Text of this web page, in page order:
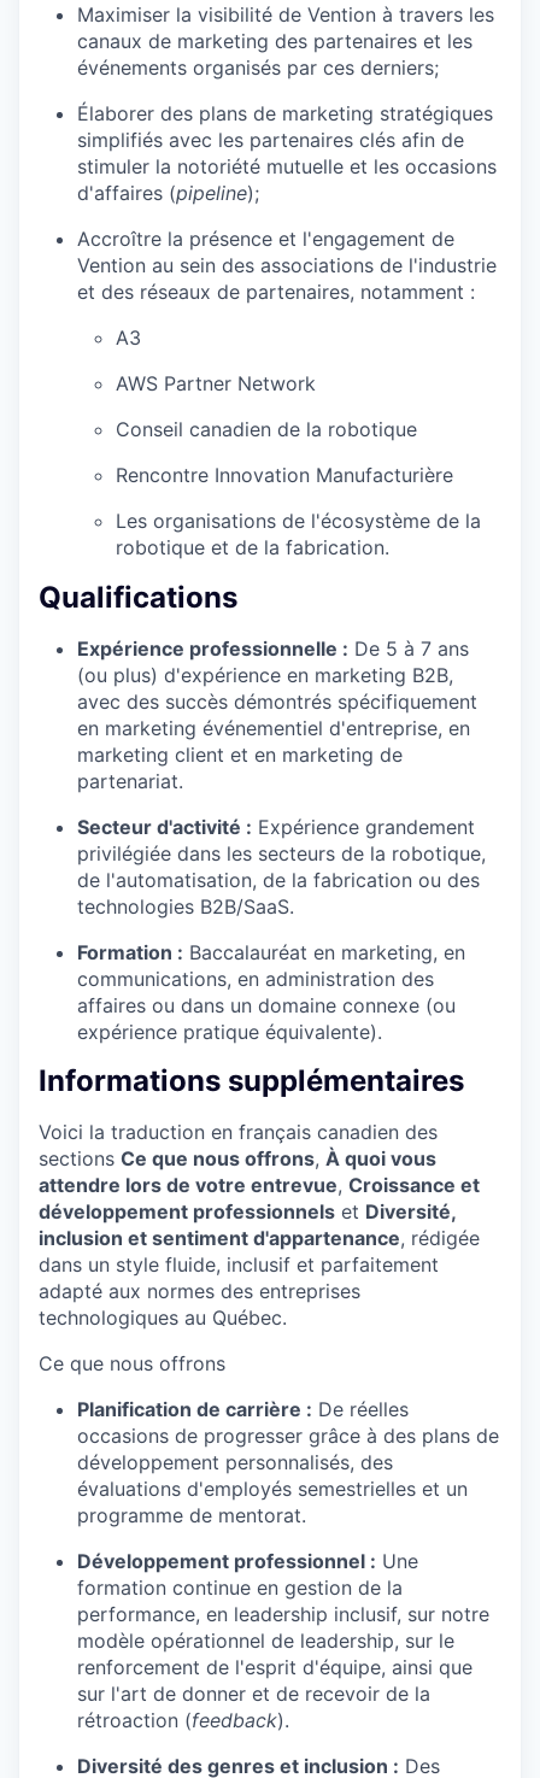
Maximiser la visibilité de Vention à travers les
canaux de marketing des partenaires et les
événements organisés par ces derniers;
Élaborer des plans de marketing stratégiques
simplifiés avec les partenaires clés afin de
stimuler la notoriété mutuelle et les occasions
d'affaires (pipeline);
Accroître la présence et l'engagement de
Vention au sein des associations de l'industrie
et des réseaux de partenaires, notamment :
A3
AWS Partner Network
Conseil canadien de la robotique
Rencontre Innovation Manufacturière
Les organisations de l'écosystème de la
robotique et de la fabrication.
Qualifications
Expérience professionnelle : De 5 à 7 ans
(ou plus) d'expérience en marketing B2B,
avec des succès démontrés spécifiquement
en marketing événementiel d'entreprise, en
marketing client et en marketing de
partenariat.
Secteur d'activité : Expérience grandement
privilégiée dans les secteurs de la robotique,
de l'automatisation, de la fabrication ou des
technologies B2B/SaaS.
Formation : Baccalauréat en marketing, en
communications, en administration des
affaires ou dans un domaine connexe (ou
expérience pratique équivalente).
Informations supplémentaires
Voici la traduction en français canadien des
sections Ce que nous offrons, À quoi vous
attendre lors de votre entrevue, Croissance et
développement professionnels et Diversité,
inclusion et sentiment d'appartenance, rédigée
dans un style fluide, inclusif et parfaitement
adapté aux normes des entreprises
technologiques au Québec.
Ce que nous offrons
Planification de carrière : De réelles
occasions de progresser grâce à des plans de
développement personnalisés, des
évaluations d'employés semestrielles et un
programme de mentorat.
Développement professionnel : Une
formation continue en gestion de la
performance, en leadership inclusif, sur notre
modèle opérationnel de leadership, sur le
renforcement de l'esprit d'équipe, ainsi que
sur l'art de donner et de recevoir de la
rétroaction (feedback).
Diversité des genres et inclusion : Des